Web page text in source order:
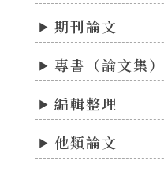
期刊論文
專書（論文集
編輯整理
他類論文